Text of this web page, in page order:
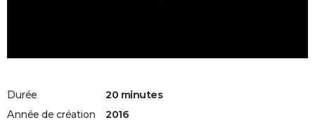
Durée
20 minutes
Année de création
2016